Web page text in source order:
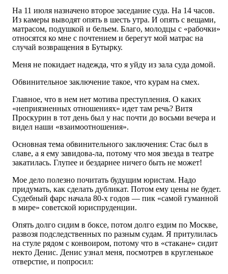
На 11 июля назначено второе заседание суда. На 14 часов.
Из камеры выводят опять в шесть утра. И опять с вещами,
матрасом, подушкой и бельем. Благо, молодцы с «рабочки»
относятся ко мне с почтением и берегут мой матрас на
случай возвращения в Бутырку.
Меня не покидает надежда, что я уйду из зала суда домой.
Обвинительное заключение такое, что курам на смех.
Главное, что в нем нет мотива преступления. О каких
«неприязненных отношениях» идет там речь? Витя
Проскурин в тот день был у нас почти до восьми вечера и
видел наши «взаимоотношения».
Основная тема обвинительного заключения: Стас был в
славе, а я ему завидова-ла, потому что моя звезда в театре
закатилась. Глупее и бездарнее ничего быть не может!
Мое дело полезно почитать будущим юристам. Надо
придумать, как сделать дубликат. Потом ему цены не будет.
Судебный фарс начала 80-х годов — пик «самой гуманной
в мире» советской юриспруденции.
Опять долго сидим в боксе, потом долго ездим по Москве,
развозя подследственных по разным судам. Я притулилась
на стуле рядом с конвоиром, потому что в «стакане» сидит
некто Денис. Денис узнал меня, посмотрев в кругленькое
отверстие, и попросил: